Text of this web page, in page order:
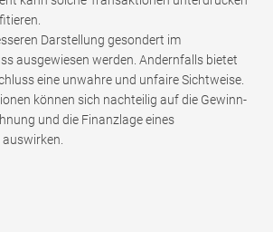
Darstellung gesondert im
ausgewiesen werden. Andernfalls bietet
eine unwahre und unfaire Sichtweise.
können sich nachteilig auf die Gewinn-
und die Finanzlage eines